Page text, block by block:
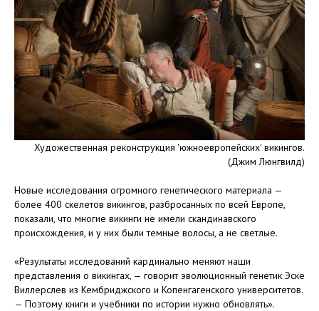
Художественная реконструкция 'южноевропейских' викингов.
(Джим Люнгвилд)
Новые исследования огромного генетического материала —
более 400 скелетов викингов, разбросанных по всей Европе,
показали, что многие викинги не имели скандинавского
происхождения, и у них были темные волосы, а не светлые.
«Результаты исследований кардинально меняют наши
представления о викингах, — говорит эволюционный генетик Эске
Виллерслев из Кембриджского и Копенгагенского университетов.
— Поэтому книги и учебники по истории нужно обновлять».